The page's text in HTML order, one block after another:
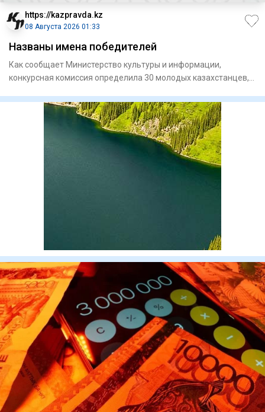
https://kazpravda.kz
08 Августа 2026 01:33
Названы имена победителей
Как сообщает Министерство культуры и информации,
конкурсная комиссия определила 30 молодых казахстанцев,